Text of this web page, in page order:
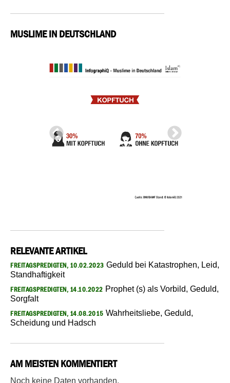
MUSLIME IN DEUTSCHLAND
RELEVANTE ARTIKEL
FREITAGSPREDIGTEN, 10.02.2023 Geduld bei Katastrophen, Leid,
Standhaftigkeit
FREITAGSPREDIGTEN, 14.10.2022 Prophet (s) als Vorbild, Geduld,
Sorgfalt
FREITAGSPREDIGTEN, 14.08.2015 Wahrheitsliebe, Geduld,
Scheidung und Hadsch
AM MEISTEN KOMMENTIERT
Noch keine Daten vorhanden.